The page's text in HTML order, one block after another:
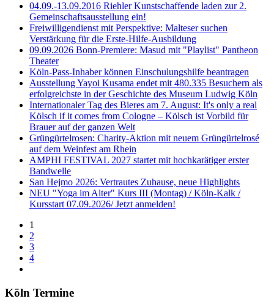
04.09.-13.09.2016 Riehler Kunstschaffende laden zur 2.
Gemeinschaftsausstellung ein!
Freiwilligendienst mit Perspektive: Malteser suchen
Verstärkung für die Erste-Hilfe-Ausbildung
09.09.2026 Bonn-Premiere: Masud mit "Playlist" Pantheon
Theater
Köln-Pass-Inhaber können Einschulungshilfe beantragen
Ausstellung Yayoi Kusama endet mit 480.335 Besuchern als
erfolgreichste in der Geschichte des Museum Ludwig Köln
Internationaler Tag des Bieres am 7. August: It's only a real
Kölsch if it comes from Cologne – Kölsch ist Vorbild für
Brauer auf der ganzen Welt
Grüngürtelrosen: Charity-Aktion mit neuem Grüngürtelrosé
auf dem Weinfest am Rhein
AMPHI FESTIVAL 2027 startet mit hochkarätiger erster
Bandwelle
San Hejmo 2026: Vertrautes Zuhause, neue Highlights
NEU "Yoga im Alter" Kurs III (Montag) / Köln-Kalk /
Kursstart 07.09.2026/ Jetzt anmelden!
1
2
3
4
Köln Termine